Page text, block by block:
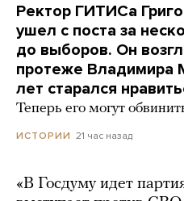
Ректор ГИТИСа
ушел с поста за
до выборов. Он
протеже Владимира
лет старался
Теперь его могут
ИСТОРИИ 21 час назад
«В Госдуму идет